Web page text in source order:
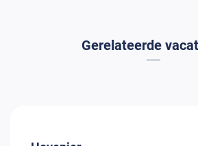
Gerelateerde